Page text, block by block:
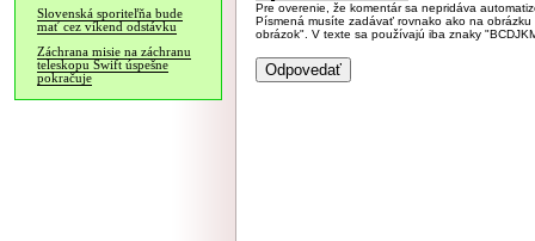
Slovenská sporiteľňa bude
mať cez víkend odstávku
Záchrana misie na záchranu
teleskopu Swift úspešne
pokračuje
Pre overenie, že komentár sa nepridáva
Písmená musíte zadávať rovnako ako na
obrázok". V texte sa používajú iba znaky